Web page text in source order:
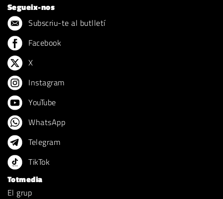
Segueix-nos
Subscriu-te al butlletí
Facebook
X
Instagram
YouTube
WhatsApp
Telegram
TikTok
Totmedia
El grup